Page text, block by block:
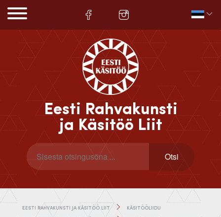
Eesti Rahvakunsti
ja Käsitöö Liit
EESTI RAHVAKUNSTI JA KÄSITÖÖ LIIT KÄSITÖÖLIIDU